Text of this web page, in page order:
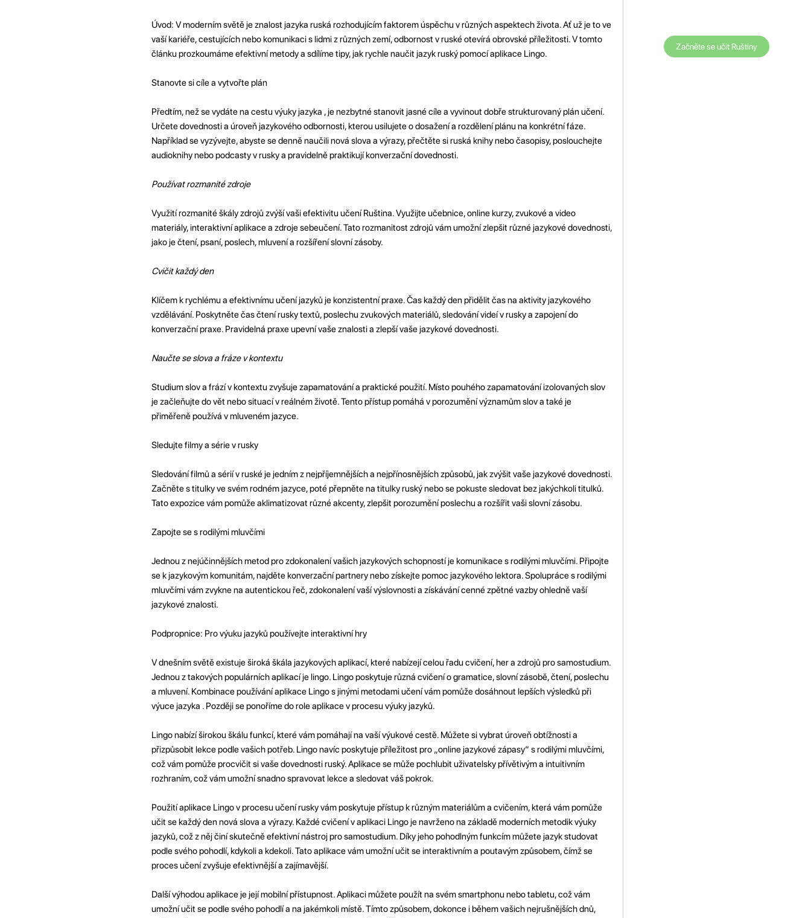
Úvod: V moderním světě je znalost jazyka ruská rozhodujícím faktorem úspěchu v různých aspektech života. Ať už je to ve
vaší kariéře, cestujících nebo komunikaci s lidmi z různých zemí, odbornost v ruské otevírá obrovské příležitosti. V tomto
článku prozkoumáme efektivní metody a sdílíme tipy, jak rychle naučit jazyk ruský pomocí aplikace Lingo.
Stanovte si cíle a vytvořte plán
Předtím, než se vydáte na cestu výuky jazyka , je nezbytné stanovit jasné cíle a vyvinout dobře strukturovaný plán učení.
Určete dovednosti a úroveň jazykového odbornosti, kterou usilujete o dosažení a rozdělení plánu na konkrétní fáze.
Například se vyzývejte, abyste se denně naučili nová slova a výrazy, přečtěte si ruská knihy nebo časopisy, poslouchejte
audioknihy nebo podcasty v rusky a pravidelně praktikují konverzační dovednosti.
Používat rozmanité zdroje
Využití rozmanité škály zdrojů zvýší vaši efektivitu učení Ruština. Využijte učebnice, online kurzy, zvukové a video
materiály, interaktivní aplikace a zdroje sebeučení. Tato rozmanitost zdrojů vám umožní zlepšit různé jazykové dovednosti,
jako je čtení, psaní, poslech, mluvení a rozšíření slovní zásoby.
Cvičit každý den
Klíčem k rychlému a efektivnímu učení jazyků je konzistentní praxe. Čas každý den přidělit čas na aktivity jazykového
vzdělávání. Poskytněte čas čtení rusky textů, poslechu zvukových materiálů, sledování videí v rusky a zapojení do
konverzační praxe. Pravidelná praxe upevní vaše znalosti a zlepší vaše jazykové dovednosti.
Naučte se slova a fráze v kontextu
Studium slov a frází v kontextu zvyšuje zapamatování a praktické použití. Místo pouhého zapamatování izolovaných slov
je začleňujte do vět nebo situací v reálném životě. Tento přístup pomáhá v porozumění významům slov a také je
přiměřeně používá v mluveném jazyce.
Sledujte filmy a série v rusky
Sledování filmů a sérií v ruské je jedním z nejpříjemnějších a nejpřínosnějších způsobů, jak zvýšit vaše jazykové dovednosti.
Začněte s titulky ve svém rodném jazyce, poté přepněte na titulky ruský nebo se pokuste sledovat bez jakýchkoli titulků.
Tato expozice vám pomůže aklimatizovat různé akcenty, zlepšit porozumění poslechu a rozšířit vaši slovní zásobu.
Zapojte se s rodilými mluvčími
Jednou z nejúčinnějších metod pro zdokonalení vašich jazykových schopností je komunikace s rodilými mluvčími. Připojte
se k jazykovým komunitám, najděte konverzační partnery nebo získejte pomoc jazykového lektora. Spolupráce s rodilými
mluvčími vám zvykne na autentickou řeč, zdokonalení vaší výslovnosti a získávání cenné zpětné vazby ohledně vaší
jazykové znalosti.
Podpropnice: Pro výuku jazyků používejte interaktivní hry
V dnešním světě existuje široká škála jazykových aplikací, které nabízejí celou řadu cvičení, her a zdrojů pro samostudium.
Jednou z takových populárních aplikací je lingo. Lingo poskytuje různá cvičení o gramatice, slovní zásobě, čtení, poslechu
a mluvení. Kombinace používání aplikace Lingo s jinými metodami učení vám pomůže dosáhnout lepších výsledků při
výuce jazyka . Později se ponoříme do role aplikace v procesu výuky jazyků.
Lingo nabízí širokou škálu funkcí, které vám pomáhají na vaší výukové cestě. Můžete si vybrat úroveň obtížnosti a
přizpůsobit lekce podle vašich potřeb. Lingo navíc poskytuje příležitost pro „online jazykové zápasy“ s rodilými mluvčími,
což vám pomůže procvičit si vaše dovednosti ruský. Aplikace se může pochlubit uživatelsky přívětivým a intuitivním
rozhraním, což vám umožní snadno spravovat lekce a sledovat váš pokrok.
Použití aplikace Lingo v procesu učení rusky vám poskytuje přístup k různým materiálům a cvičením, která vám pomůže
učit se každý den nová slova a výrazy. Každé cvičení v aplikaci Lingo je navrženo na základě moderních metodik výuky
jazyků, což z něj činí skutečně efektivní nástroj pro samostudium. Díky jeho pohodlným funkcím můžete jazyk studovat
podle svého pohodlí, kdykoli a kdekoli. Tato aplikace vám umožní učit se interaktivním a poutavým způsobem, čímž se
proces učení zvyšuje efektivnější a zajímavější.
Další výhodou aplikace je její mobilní přístupnost. Aplikaci můžete použít na svém smartphonu nebo tabletu, což vám
umožní učit se podle svého pohodlí a na jakémkoli místě. Tímto způsobem, dokonce i během vašich nejrušnějších dnů,
Začněte se učit Ruštiny